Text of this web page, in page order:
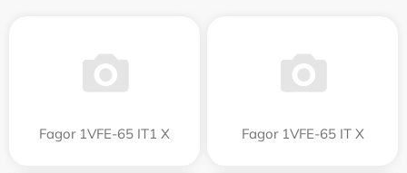
Fagor 1VFE-65 IT1 X Fagor 1VFE-65 IT X